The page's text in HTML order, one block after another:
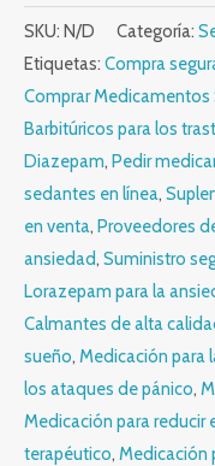
SKU: N/D Categoría:
Etiquetas: Compra
Comprar Medicamentos
Barbitúricos para los
Diazepam, Pedir
sedantes en línea,
en venta, Proveedores
ansiedad, Suministro
Lorazepam para la
Calmantes de alta
sueño, Medicación para
los ataques de pánico,
Medicación para reducir
terapéutico, Medicación